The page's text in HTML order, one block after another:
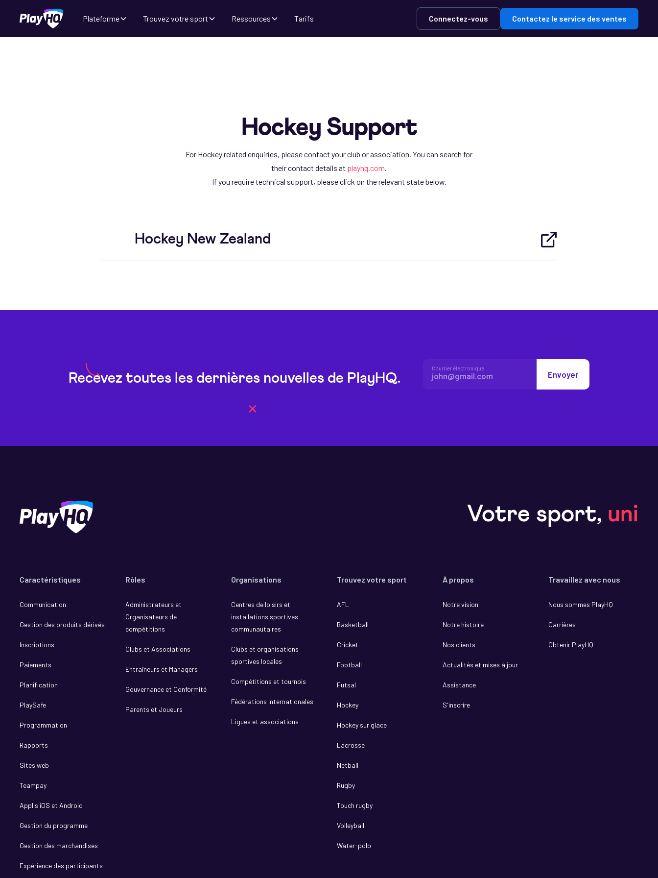
Plateforme Trouvez votre sport Ressources Tarifs Connectez-vous Contactez le service des ventes
Hockey Support
For Hockey related enquiries, please contact your club or association. You can search for
their contact details at playhq.com.
If you require technical support, please click on the relevant state below.
Hockey New Zealand
Recevez toutes les dernières nouvelles de PlayHQ.
Courrier électronique
Votre sport, uni
Caractéristiques
Communication
Gestion des produits dérivés
Inscriptions
Paiements
Planification
PlaySafe
Programmation
Rapports
Sites web
Teampay
Applis iOS et Android
Gestion du programme
Gestion des marchandises
Expérience des participants
Rôles
Administrateurs et
Organisateurs de
compétitions
Clubs et Associations
Entraîneurs et Managers
Gouvernance et Conformité
Parents et Joueurs
Organisations
Centres de loisirs et
installations sportives
communautaires
Clubs et organisations
sportives locales
Compétitions et tournois
Fédérations internationales
Ligues et associations
Trouvez votre sport
AFL
Basketball
Cricket
Football
Futsal
Hockey
Hockey sur glace
Lacrosse
Netball
Rugby
Touch rugby
Volleyball
Water-polo
À propos
Notre vision
Notre histoire
Nos clients
Actualités et mises à jour
Assistance
S'inscrire
Travaillez avec nous
Nous sommes PlayHQ
Carrières
Obtenir PlayHQ